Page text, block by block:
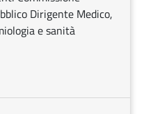
Dirigente Medico,
e sanità